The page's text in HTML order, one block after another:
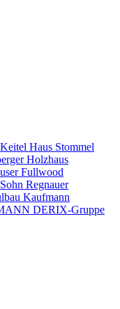
Keitel Haus Stommel
Holzhaus
Fullwood
Regnauer
Kaufmann
DERIX-Gruppe